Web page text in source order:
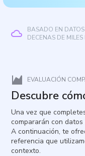
BASADO EN
DECENAS DE
EVALUACIÓN
Descubre
Una vez que
compararán con
A continuación, te
referencia que
contexto.